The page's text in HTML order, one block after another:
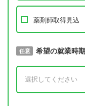
薬剤師取得見込
必須 取得予定年
任意 希望の就業時期